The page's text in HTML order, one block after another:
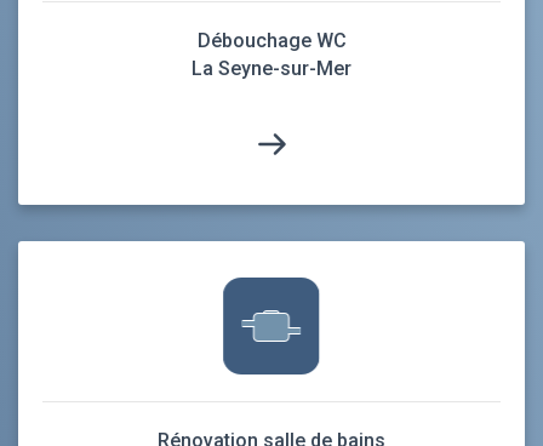
Débouchage WC
La Seyne-sur-Mer
Rénovation salle de bains